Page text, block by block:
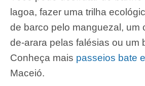
lagoa, fazer uma trilha
de barco pelo manguezal, um
de-arara pelas falésias ou um
Conheça mais passeios bate
Maceió.